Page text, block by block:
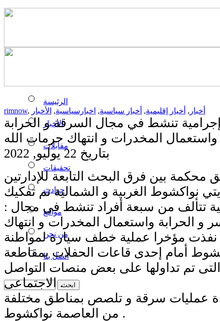
الرئيسة
الأخبار
مقابلات
تحقيقات
حوادث
مواقع
من نحن
اتصل بنا
rimnow, أخبار , أخبار إقليمية, أخبار سياسية, اخبارسياسية, الأخبار
تنشط في مجال السرقة و الحرابة
واستعمال المخدرات و انتهاك حرمات الله
بتاريخ 22 يوليو, 2022
محكمة بين فرق البحث التابعة للإدارتين
نواكشوط الغربية و الشمالية تم تفكيك
تتألف من سبعة أفراد تنشط في مجال :
و الحرابة واستعمال المخدرات و انتهاك
نفذت مؤخرا عملية خطف سيارة لمواطنة
أمام إحدى قاعات الحفلات بمقاطعة
تم تداولها على بعض منصات التواصل
الاجتماعى .
عمليات سرقة و تلصص بمناطق مختلفة
من العاصمة نواكشوط .